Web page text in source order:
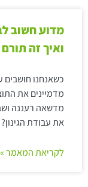
מדוע חשוב
ואיך זה
כשאנחנו חושבים
מדמיינים את
מדשאה רעננה
את עבודת
לקריאת המאמר »